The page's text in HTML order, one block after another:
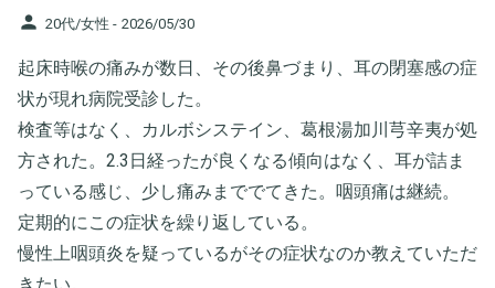
person 20代/女性 - 2026/05/30
起床時喉の痛みが数日、その後鼻づまり、耳の閉塞感の症
状が現れ病院受診した。
検査等はなく、カルボシステイン、葛根湯加川芎辛夷が処
方された。2.3日経ったが良くなる傾向はなく、耳が詰ま
っている感じ、少し痛みまででてきた。咽頭痛は継続。
定期的にこの症状を繰り返している。
慢性上咽頭炎を疑っているがその症状なのか教えていただ